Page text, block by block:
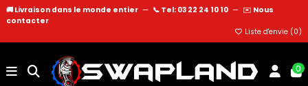
🚚 Livraison dans le monde entier — 📞 Tel: 03 22 24 10 10 — ✉️ Nous
contacter
Liste d'envie (0)
0